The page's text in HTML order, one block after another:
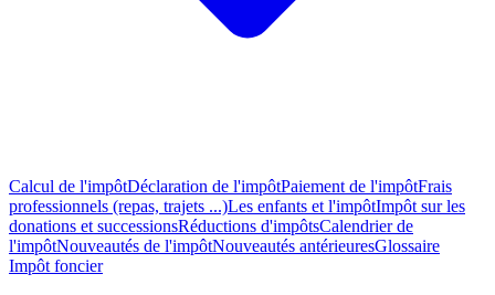
Calcul de l'impôtDéclaration de l'impôtPaiement de l'impôtFrais
professionnels (repas, trajets ...)Les enfants et l'impôtImpôt sur les
donations et successionsRéductions d'impôtsCalendrier de
l'impôtNouveautés de l'impôtNouveautés antérieuresGlossaire
Impôt foncier